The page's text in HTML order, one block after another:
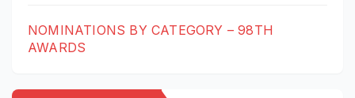
NOMINATIONS BY CATEGORY – 98TH
AWARDS